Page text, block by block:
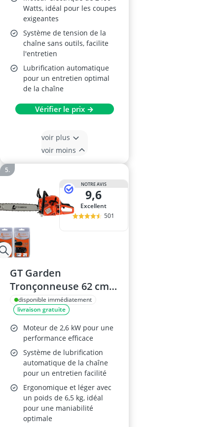
Watts, idéal pour les coupes
exigeantes
Système de tension de la
chaîne sans outils, facilite
l'entretien
Lubrification automatique
pour un entretien optimal
de la chaîne
Vérifier le prix →
voir plus
voir moins
NOTRE AVIS
9,6
Excellent
501
GT Garden
Tronçonneuse 62 cm3,
50 cm
disponible immédiatement
livraison gratuite
Moteur de 2,6 kW pour une
performance efficace
Système de lubrification
automatique de la chaîne
pour un entretien facilité
Ergonomique et léger avec
un poids de 6,5 kg, idéal
pour une maniabilité
optimale